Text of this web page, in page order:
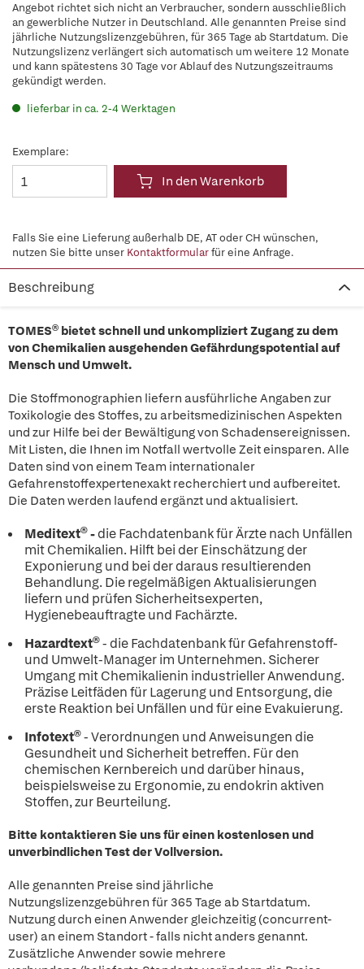
Angebot richtet sich nicht an Verbraucher, sondern ausschließlich
an gewerbliche Nutzer in Deutschland. Alle genannten Preise sind
jährliche Nutzungslizenzgebühren, für 365 Tage ab Startdatum. Die
Nutzungslizenz verlängert sich automatisch um weitere 12 Monate
und kann spätestens 30 Tage vor Ablauf des Nutzungszeitraums
gekündigt werden.
lieferbar in ca. 2-4 Werktagen
Exemplare:
In den Warenkorb
Falls Sie eine Lieferung außerhalb DE, AT oder CH wünschen,
nutzen Sie bitte unser Kontaktformularfür eine Anfrage.
Beschreibung
TOMES® bietet schnell und unkompliziert Zugang zu dem
von Chemikalien ausgehenden Gefährdungspotential auf
Mensch und Umwelt.
Die Stoffmonographien liefern ausführliche Angaben zur
Toxikologie des Stoffes, zu arbeitsmedizinischen Aspekten
und zur Hilfe bei der Bewältigung von Schadensereignissen.
Mit Listen, die Ihnen im Notfall wertvolle Zeit einsparen. Alle
Daten sind von einem Team internationaler
Gefahrenstoffexpertenexakt recherchiert und aufbereitet.
Die Daten werden laufend ergänzt und aktualisiert.
Meditext® -die Fachdatenbank für Ärzte nach Unfällen
mit Chemikalien. Hilft bei der Einschätzung der
Exponierung und bei der daraus resultierenden
Behandlung. Die regelmäßigen Aktualisierungen
liefern und prüfen Sicherheitsexperten,
Hygienebeauftragte und Fachärzte.
Hazardtext®- die Fachdatenbank für Gefahrenstoff-
und Umwelt-Manager im Unternehmen. Sicherer
Umgang mit Chemikalienin industrieller Anwendung.
Präzise Leitfäden für Lagerung und Entsorgung, die
erste Reaktion bei Unfällen und für eine Evakuierung.
Infotext®- Verordnungen und Anweisungen die
Gesundheit und Sicherheit betreffen. Für den
chemischen Kernbereich und darüber hinaus,
beispielsweise zu Ergonomie, zu endokrin aktiven
Stoffen, zur Beurteilung.
Bitte kontaktieren Sie uns für einen kostenlosen und
unverbindlichen Test der Vollversion.
Alle genannten Preise sind jährliche
Nutzungslizenzgebühren für 365 Tage ab Startdatum.
Nutzung durch einen Anwender gleichzeitig (concurrent-
user) an einem Standort - falls nicht anders genannt.
Zusätzliche Anwender sowie mehrere